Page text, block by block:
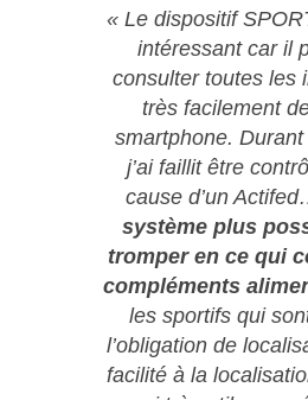
« Le dispositif
intéressant car il
consulter toutes les
très facilement
smartphone.
j’ai faillit être
cause d’un
système plus
tromper en ce qui
compléments
les sportifs qui
l’obligation de
facilité à la